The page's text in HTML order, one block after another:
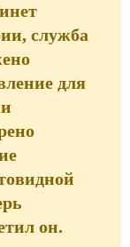
служба
для
он.